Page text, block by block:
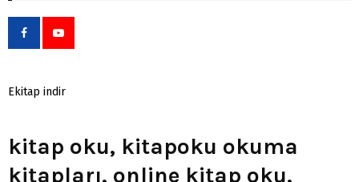
Ekitap indir
kitap oku, kitapoku okuma
kitapları, online kitap oku,